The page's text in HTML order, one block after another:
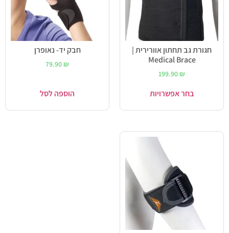
חגורת גב תחתון אוורירית |
Medical Brace
199.90 ₪
בחר אפשרויות
חבק יד- נאופרן
79.90 ₪
הוספה לסל